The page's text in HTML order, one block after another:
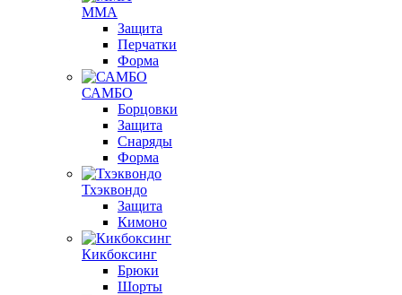
ММА
Защита
Перчатки
Форма
САМБО
Борцовки
Защита
Снаряды
Форма
Тхэквондо
Защита
Кимоно
Кикбоксинг
Брюки
Шорты